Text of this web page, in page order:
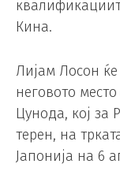
Кина.
Лијам Лосон
неговото
Цунода, кој за
терен, на
Јапонија на 6